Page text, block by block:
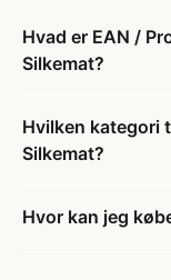
Hvad er EAN /
Silkemat?
Hvilken kategori
Silkemat?
Hvor kan jeg